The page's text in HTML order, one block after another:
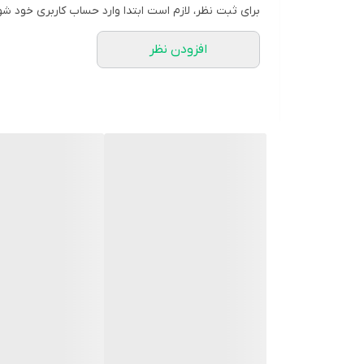
برای ثبت نظر، لازم است ابتدا وارد حساب کاربری خود
افزودن نظر